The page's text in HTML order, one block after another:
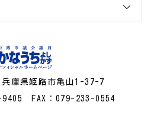
庫県姫路市亀山1-37-7
9405 FAX：079-233-0554